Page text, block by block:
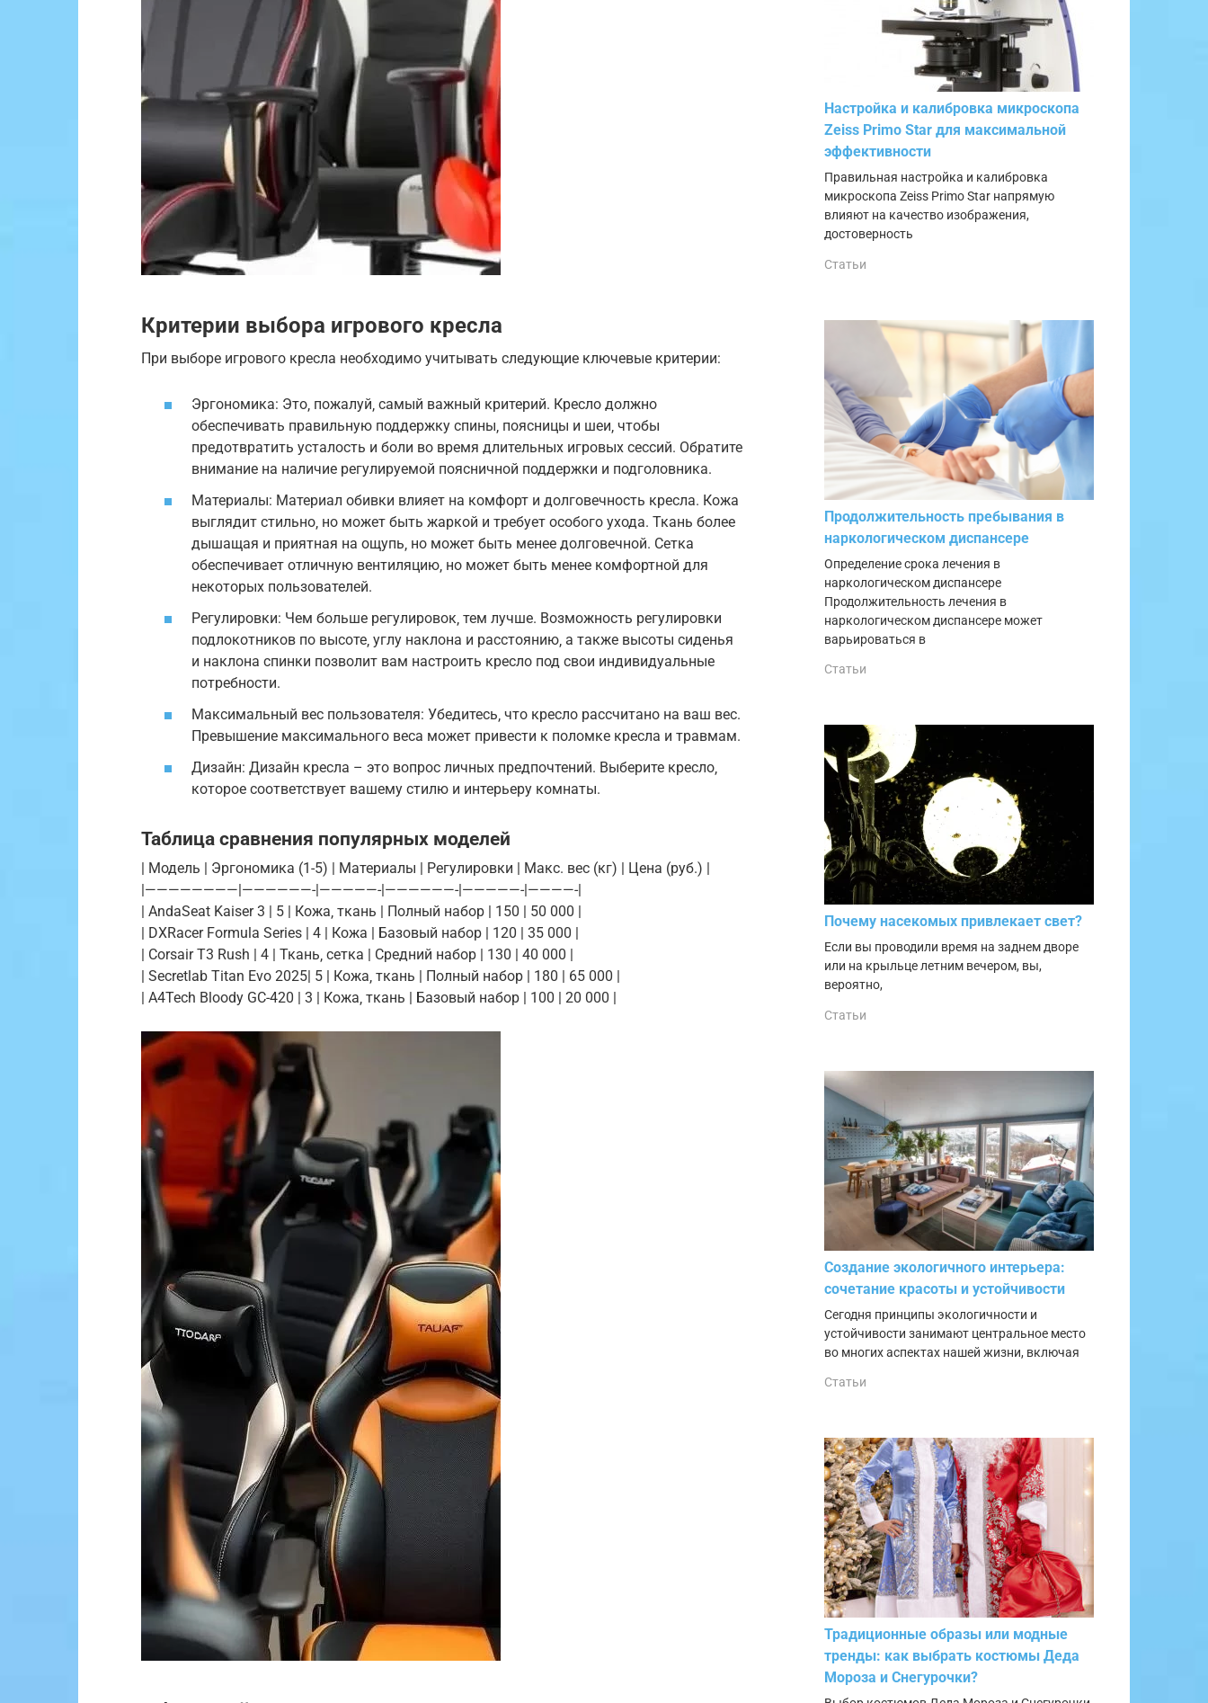
Критерии выбора игрового кресла
При выборе игрового кресла необходимо учитывать следующие ключевые критерии:
Эргономика: Это‚ пожалуй‚ самый важный критерий. Кресло должно
обеспечивать правильную поддержку спины‚ поясницы и шеи‚ чтобы
предотвратить усталость и боли во время длительных игровых сессий. Обратите
внимание на наличие регулируемой поясничной поддержки и подголовника.
Материалы: Материал обивки влияет на комфорт и долговечность кресла. Кожа
выглядит стильно‚ но может быть жаркой и требует особого ухода. Ткань более
дышащая и приятная на ощупь‚ но может быть менее долговечной. Сетка
обеспечивает отличную вентиляцию‚ но может быть менее комфортной для
некоторых пользователей.
Регулировки: Чем больше регулировок‚ тем лучше. Возможность регулировки
подлокотников по высоте‚ углу наклона и расстоянию‚ а также высоты сиденья
и наклона спинки позволит вам настроить кресло под свои индивидуальные
потребности.
Максимальный вес пользователя: Убедитесь‚ что кресло рассчитано на ваш вес.
Превышение максимального веса может привести к поломке кресла и травмам.
Дизайн: Дизайн кресла – это вопрос личных предпочтений. Выберите кресло‚
которое соответствует вашему стилю и интерьеру комнаты.
Таблица сравнения популярных моделей
| Модель | Эргономика (1-5) | Материалы | Регулировки | Макс. вес (кг) | Цена (руб.) |
|————————|——————-|—————-|——————-|—————-|————-|
| AndaSeat Kaiser 3 | 5 | Кожа‚ ткань | Полный набор | 150 | 50 000 |
| DXRacer Formula Series | 4 | Кожа | Базовый набор | 120 | 35 000 |
| Corsair T3 Rush | 4 | Ткань‚ сетка | Средний набор | 130 | 40 000 |
| Secretlab Titan Evo 2025| 5 | Кожа‚ ткань | Полный набор | 180 | 65 000 |
| A4Tech Bloody GC-420 | 3 | Кожа‚ ткань | Базовый набор | 100 | 20 000 |
Настройка и калибровка микроскопа
Zeiss Primo Star для максимальной
эффективности
Правильная настройка и калибровка
микроскопа Zeiss Primo Star напрямую
влияют на качество изображения,
достоверность
Статьи
Продолжительность пребывания в
наркологическом диспансере
Определение срока лечения в
наркологическом диспансере
Продолжительность лечения в
наркологическом диспансере может
варьироваться в
Статьи
Почему насекомых привлекает свет?
Если вы проводили время на заднем дворе
или на крыльце летним вечером, вы,
вероятно,
Статьи
Создание экологичного интерьера:
сочетание красоты и устойчивости
Сегодня принципы экологичности и
устойчивости занимают центральное место
во многих аспектах нашей жизни, включая
Статьи
Традиционные образы или модные
тренды: как выбрать костюмы Деда
Мороза и Снегурочки?